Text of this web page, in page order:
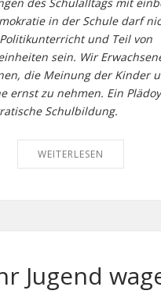
in der Schule darf
und Teil von
sein. Wir
die Meinung der Kinder
ernst zu nehmen. Ein
Schulbildung.
WEITERLESEN
Jugend